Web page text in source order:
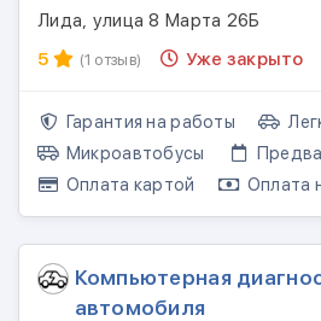
Лида, улица 8 Марта 26Б
5
(1 отзыв) Уже закрыто
Гарантия на работы
Микроавтобусы
Оплата картой
Оплата
Компьютерная
автомобиля